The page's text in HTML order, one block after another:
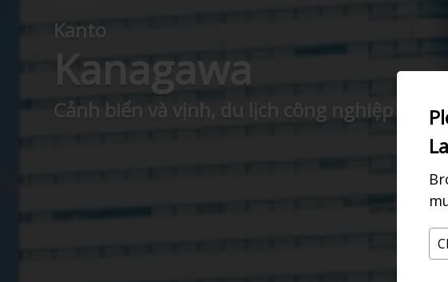
Kanto
Kanagawa
Cảnh biển và vịnh, du lịch công nghiệp và